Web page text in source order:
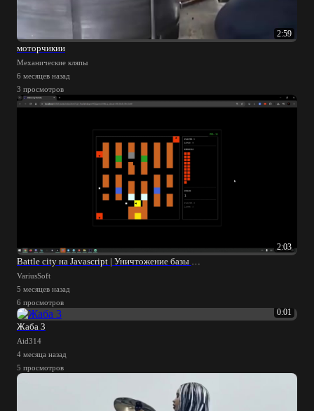
2:59
моторчикии
Механические кляпы
6 месяцев назад
3 просмотров
2:03
Battle city на Javascript | Уничтожение базы и спавн врагов
VariusSoft
5 месяцев назад
6 просмотров
0:01
Жаба 3
Aid314
4 месяца назад
5 просмотров